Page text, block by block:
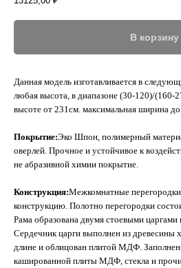
В корзину
Данная модель изготавливается в
любая высота, в диапазоне (30-120)/(160-
высоте от 231см. максимальная ширина до
Покрытие:Эко Шпон, полимерный
оверлей. Прочное и устойчивое к
не абразивной химии покрытие.
Конструкция:Межкомнатные
конструкцию. Полотно перегородки
Рама образована двумя стоевыми
Сердечник царги выполнен из древесины
длине и облицован плитой МДФ.
кашированной плиты МДФ, стекла и